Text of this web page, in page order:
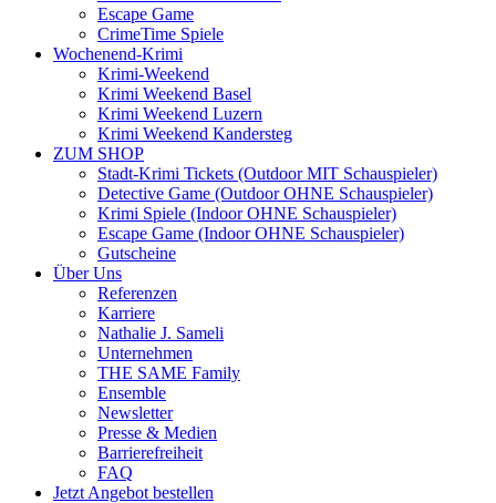
Escape Game
CrimeTime Spiele
Wochenend-Krimi
Krimi-Weekend
Krimi Weekend Basel
Krimi Weekend Luzern
Krimi Weekend Kandersteg
ZUM SHOP
Stadt-Krimi Tickets (Outdoor MIT Schauspieler)
Detective Game (Outdoor OHNE Schauspieler)
Krimi Spiele (Indoor OHNE Schauspieler)
⁠⁠Escape Game (Indoor OHNE Schauspieler)
Gutscheine
Über Uns
Referenzen
Karriere
Nathalie J. Sameli
Unternehmen
THE SAME Family
Ensemble
Newsletter
Presse & Medien
Barrierefreiheit
FAQ
Jetzt Angebot bestellen